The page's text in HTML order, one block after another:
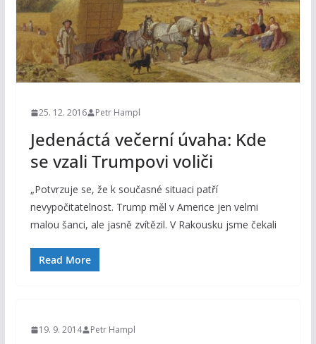
25. 12. 2016 Petr Hampl
Jedenáctá večerní úvaha: Kde
se vzali Trumpovi voliči
„Potvrzuje se, že k současné situaci patří
nevypočitatelnost. Trump měl v Americe jen velmi
malou šanci, ale jasně zvítězil. V Rakousku jsme čekali
Read More
19. 9. 2014 Petr Hampl